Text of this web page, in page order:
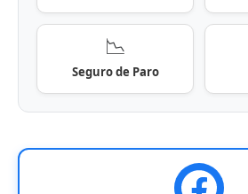
📉
Seguro de Paro